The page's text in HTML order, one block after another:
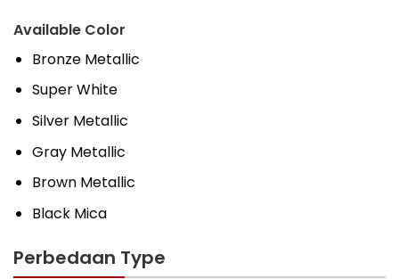
Available Color
Bronze Metallic
Super White
Silver Metallic
Gray Metallic
Brown Metallic
Black Mica
Perbedaan Type